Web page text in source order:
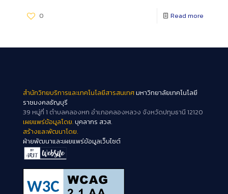
0 Read more
สำนักวิทยบริการและเทคโนโลยีสารสนเทศมหาวิทยาลัยเทคโนโลยี
ราชมงคลธัญบุรี
39 หมู่ที่ 1 ตำบลคลองหก อำเภอคลองหลวง จังหวัดปทุมธานี 12120
เผยแพร่ข้อมูลโดย.บุคลากร สวส.
สร้างและพัฒนาโดย.
ฝ่ายพัฒนาและเผยแพร่ข้อมูลเว็บไซต์